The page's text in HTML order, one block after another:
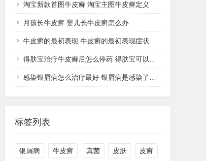
淘宝新款首图牛皮癣 淘宝主图牛皮癣定义
月孩长牛皮癣 婴儿长牛皮癣怎么办
牛皮癣的最初表现 牛皮癣的最初表现症状
得肤宝治疗牛皮癣后怎么停药 得肤宝可以治疗湿疹吗
感染银屑病怎么治疗最好 银屑病是感染了什么病菌
标签列表
银屑病 牛皮癣 真菌 皮肤 皮癣